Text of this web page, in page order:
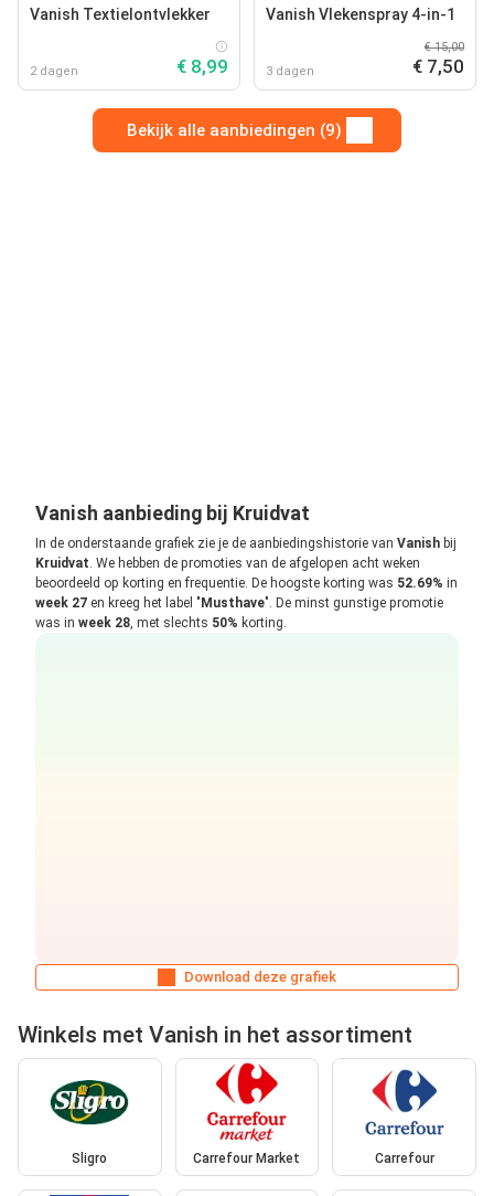
Vanish Textielontvlekker
2 dagen € 8,99
Vanish Vlekenspray 4-in-1
3 dagen
€ 15,00
€ 7,50
Bekijk alle aanbiedingen (9)
Vanish aanbieding bij Kruidvat
In de onderstaande grafiek zie je de aanbiedingshistorie van Vanish bij
Kruidvat . We hebben de promoties van de afgelopen acht weken
beoordeeld op korting en frequentie. De hoogste korting was 52.69% in
week 27 en kreeg het label "Musthave". De minst gunstige promotie
was in week 28 , met slechts 50% korting.
Download deze grafiek
Winkels met Vanish in het assortiment
Sligro Carrefour Market Carrefour